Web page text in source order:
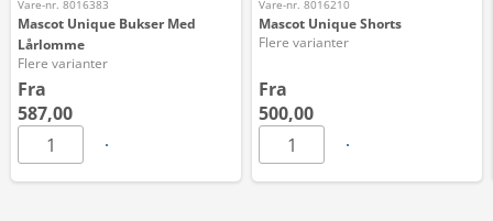
Vare-nr. 8016383
Mascot Unique Bukser Med
Lårlomme
Flere varianter
Fra
587,00
Vare-nr. 8016210
Mascot Unique Shorts
Flere varianter
Fra
500,00